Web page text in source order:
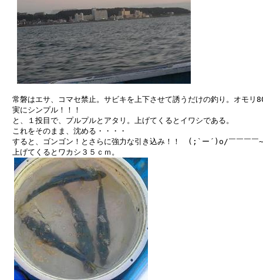
常磐はエサ、コマセ禁止。サビキを上下させて誘うだけの釣り。オモリ
実にシンプル！！！
と、１投目で、プルプルとアタリ。上げてくるとイワシである。
これをそのまま、沈める・・・・
すると、ゴンゴン！とさらに強力な引き込み！！　(;`ー´)o/￣￣
上げてくるとワカシ３５ｃｍ。